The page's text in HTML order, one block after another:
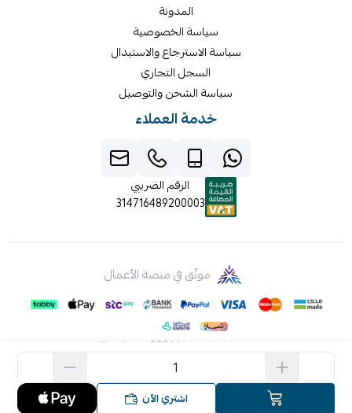
اشتري الآن
المدونة
سياسة الخصوصية
سياسة الاسترجاع والاستبدال
السجل التجاري
سياسة الشحن والتوصيل
خدمة العملاء
الرقم الضريبي
314716489200003
موثّق في منصة الأعمال
صنع بإتقان على | 2026 منصة سلة